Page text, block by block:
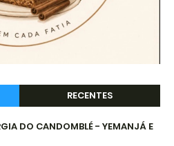
RECENTES
DO CANDOMBLÉ - YEMANJÁ E